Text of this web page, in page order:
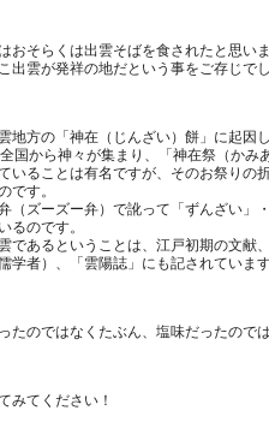
おそらくは出雲そばを食されたと思い
地方の「神在（じんざい）餅」に起因
国から神々が集まり、「神在祭（かみ
いることは有名ですが、そのお祭りの
です。
（ズーズー弁）で訛って「ずんざい」
るのです。
であるということは、江戸初期の文献